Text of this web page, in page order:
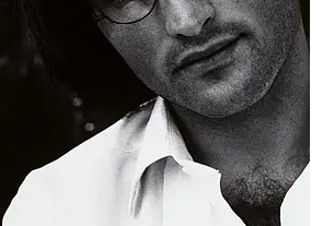
Fernand Michaud